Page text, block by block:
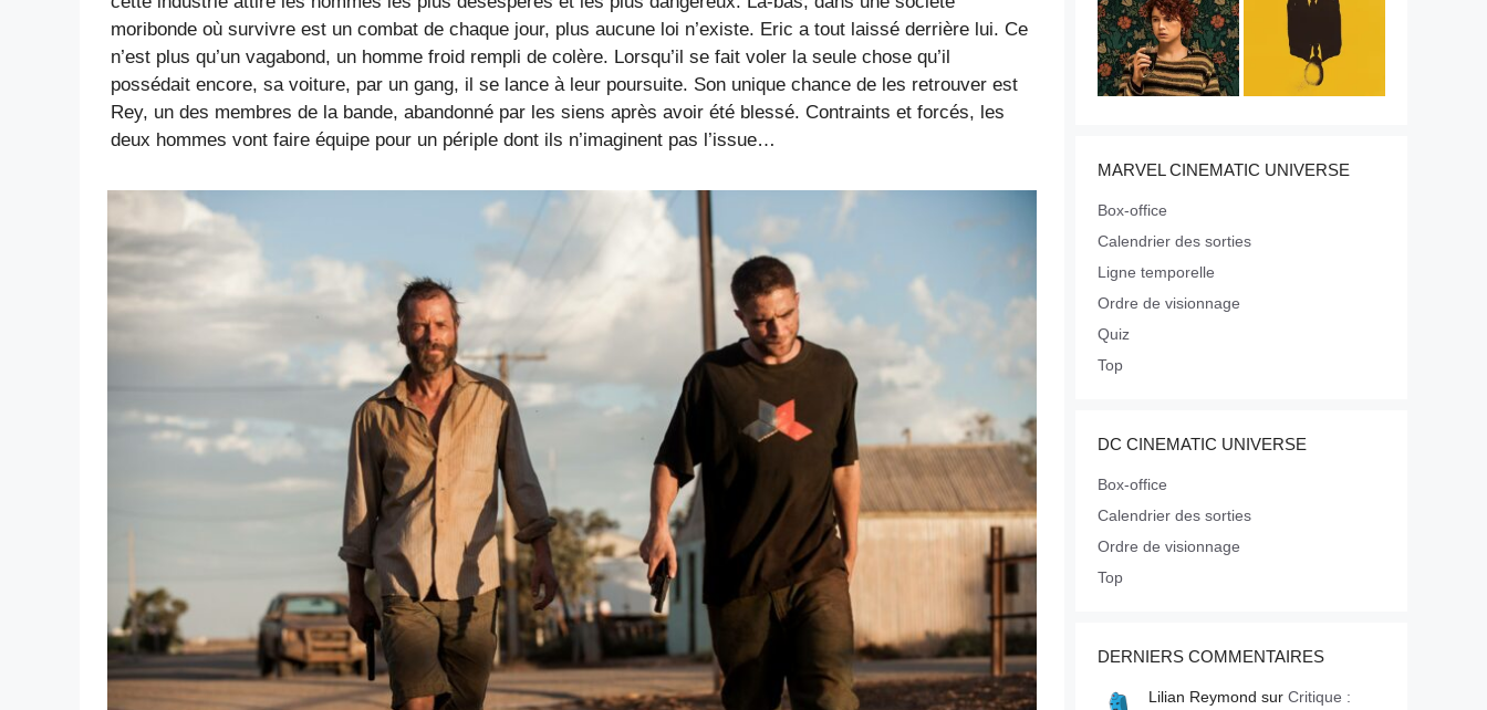
moribonde où survivre est un combat de chaque jour, plus aucune loi n’existe. Eric a tout laissé derrière lui. Ce
n’est plus qu’un vagabond, un homme froid rempli de colère. Lorsqu’il se fait voler la seule chose qu’il
possédait encore, sa voiture, par un gang, il se lance à leur poursuite. Son unique chance de les retrouver est
Rey, un des membres de la bande, abandonné par les siens après avoir été blessé. Contraints et forcés, les
deux hommes vont faire équipe pour un périple dont ils n’imaginent pas l’issue…
MARVEL CINEMATIC UNIVERSE
Box-office
Calendrier des sorties
Ligne temporelle
Ordre de visionnage
Quiz
Top
DC CINEMATIC UNIVERSE
Box-office
Calendrier des sorties
Ordre de visionnage
Top
DERNIERS COMMENTAIRES
Lilian Reymond sur Critique :